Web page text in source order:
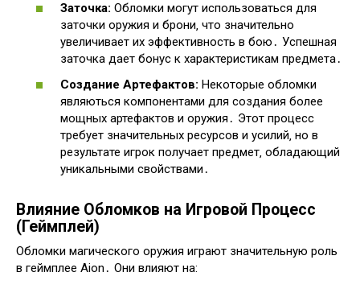
Заточка: Обломки могут использоваться для
заточки оружия и брони‚ что значительно
увеличивает их эффективность в бою․ Успешная
заточка дает бонус к характеристикам предмета․
Создание Артефактов: Некоторые обломки
являються компонентами для создания более
мощных артефактов и оружия․ Этот процесс
требует значительных ресурсов и усилий‚ но в
результате игрок получает предмет‚ обладающий
уникальными свойствами․
Влияние Обломков на Игровой Процесс
(Геймплей)
Обломки магического оружия играют значительную роль
в геймплее Aion․ Они влияют на: